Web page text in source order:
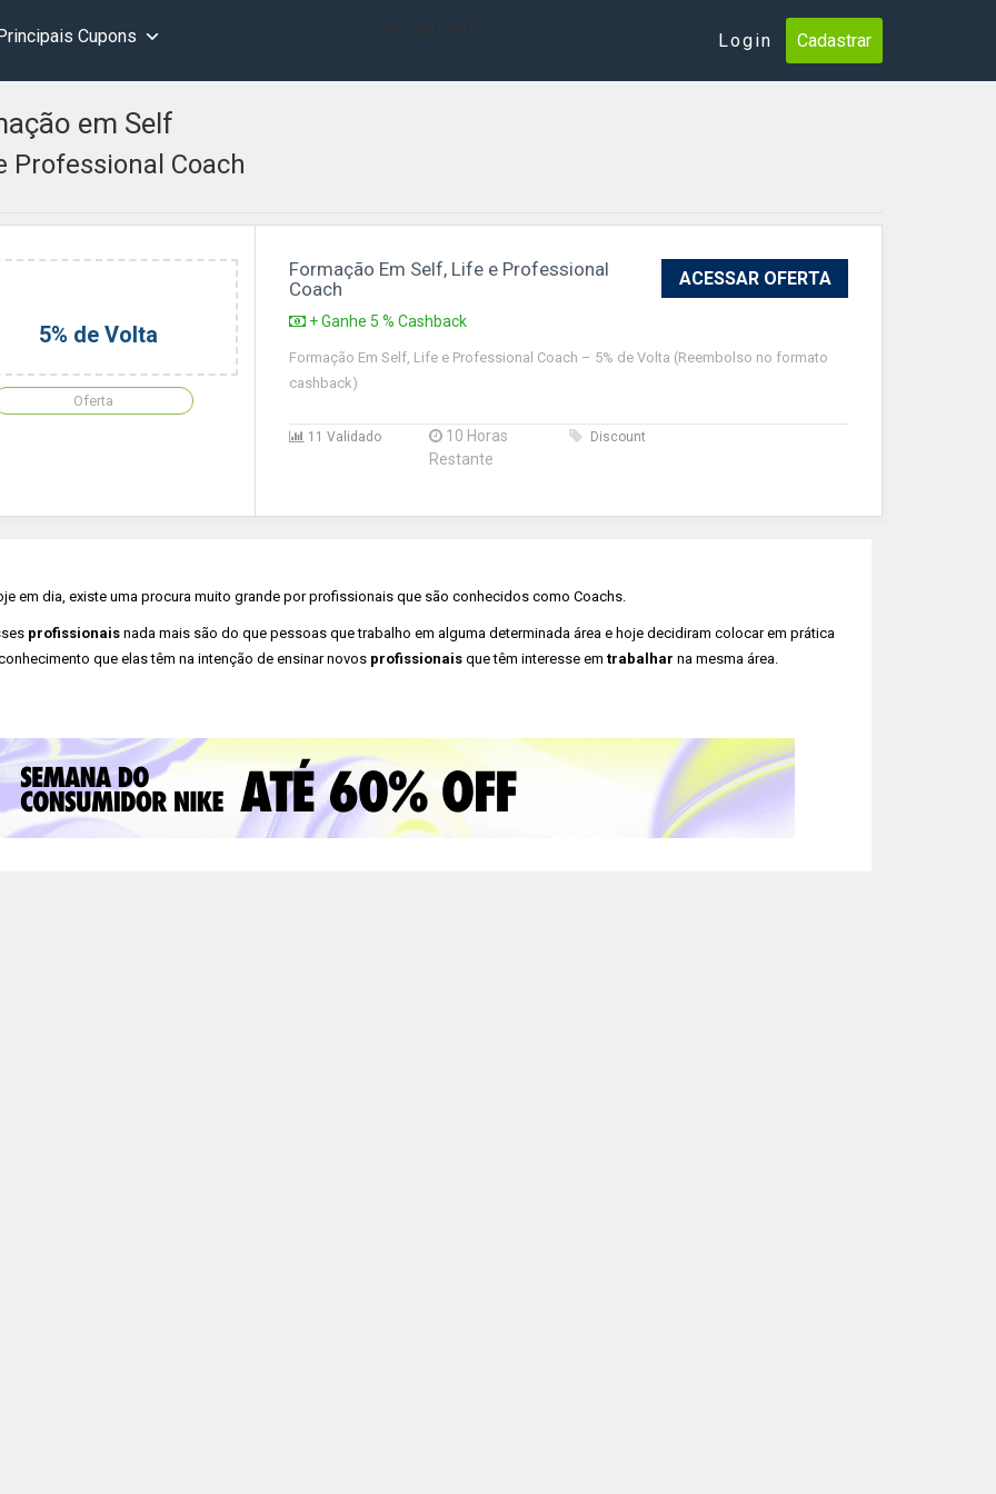
Cupons Login Cadastrar
em Self
Professional Coach
5% de Volta
Oferta
Formação Em Self, Life e Professional
Coach
+ Ganhe 5 % Cashback
ACESSAR OFERTA
Formação Em Self, Life e Professional Coach – 5% de Volta (Reembolso no formato
cashback)
11 Validado
10 Horas
Restante
Discount
em dia, existe uma procura muito grande por profissionais que são conhecidos como Coachs.
profissionais nada mais são do que pessoas que trabalho em alguma determinada área e hoje decidiram colocar em prática
que elas têm na intenção de ensinar novos profissionais que têm interesse em trabalhar na mesma área.